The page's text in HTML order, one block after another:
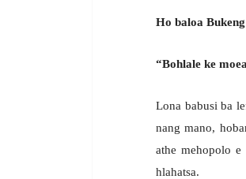
Ho baloa
“Bohlale ke
Lona babusi ba
nang mano,
athe mehopolo
hlahatsa.